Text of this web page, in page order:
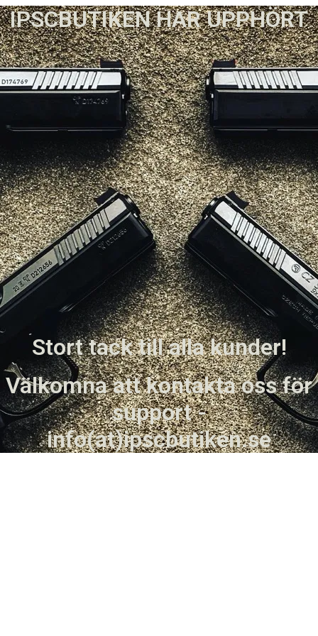
IPSCBUTIKEN HAR UPPHÖRT
Stort tack till alla kunder!
Välkomna att kontakta oss för
support -
info(at)ipscbutiken.se